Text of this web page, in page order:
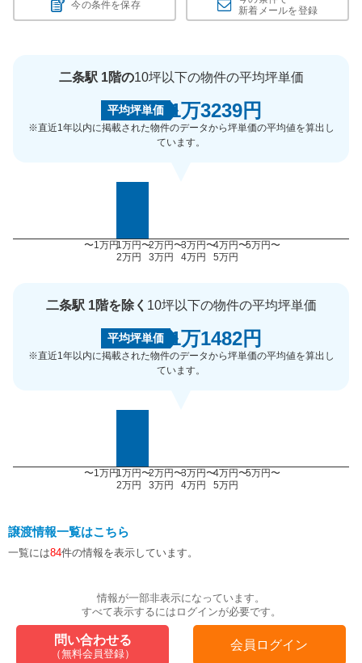
今の条件を保存
新着メールを登録
二条駅 1階の10坪以下の物件の平均坪単価
平均坪単価 1万3239円
※直近1年以内に掲載された物件のデータから坪単価の平均値を算出し
ています。
〜1万円1万円〜
2万円
2万円〜
3万円
3万円〜
4万円
4万円〜
5万円
5万円〜
二条駅 1階を除く 10坪以下の物件の平均坪単価
平均坪単価 1万1482円
※直近1年以内に掲載された物件のデータから坪単価の平均値を算出し
ています。
〜1万円1万円〜
2万円
2万円〜
3万円
3万円〜
4万円
4万円〜
5万円
5万円〜
譲渡情報一覧はこちら
一覧には84件の情報を表示しています。
情報が一部非表示になっています。
すべて表示するにはログインが必要です。
問い合わせる
（無料会員登録）
会員ログイン